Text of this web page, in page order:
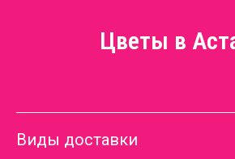
Цветы в
Виды доставки